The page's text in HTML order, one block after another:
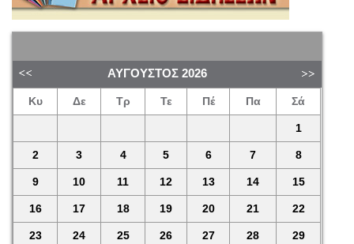
ΑΎΓΟΥΣΤΟΣ 2026
Κυ Δε Τρ Τε Πέ Πα Σά
1
2 3 4 5 6 7 8
9 10 11 12 13 14 15
16 17 18 19 20 21 22
23 24 25 26 27 28 29